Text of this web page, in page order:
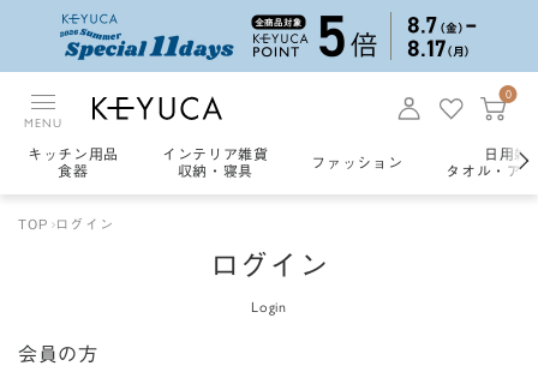
MENU
0
キッチン用品
食器
インテリア雑貨
収納・寝具
ファッション
日用雑
タオル・ア
TOP ログイン
ログイン
Login
会員の方